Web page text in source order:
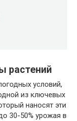
растений
условий,
из ключевых
наносят эти
30-50% урожая в